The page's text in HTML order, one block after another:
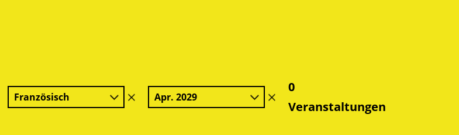
Französisch
Filter
löschen
Apr. 2029
Filter
löschen
0
Veranstaltungen